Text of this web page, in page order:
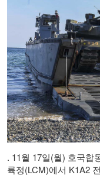
. 11월 17일(월) 호국합
륙정(LCM)에서 K1A2